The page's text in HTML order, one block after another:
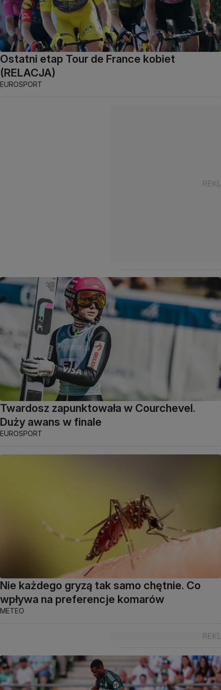
Ostatni etap Tour de France kobiet
(RELACJA)
EUROSPORT
Twardosz zapunktowała w Courchevel.
Duży awans w finale
EUROSPORT
Nie każdego gryzą tak samo chętnie. Co
wpływa na preferencje komarów
METEO